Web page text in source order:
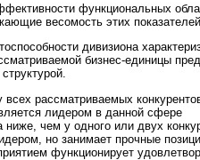
функциональных
весомость этих
дивизиона
бизнес-единицы
рассматриваемых
лидером в данной сфере
чем у одного или двух
но занимает прочные
функционирует